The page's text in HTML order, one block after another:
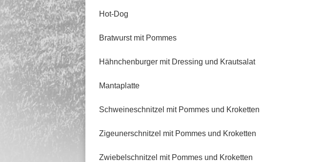
Hot-Dog
Bratwurst mit Pommes
Hähnchenburger mit Dressing und Krautsalat
Mantaplatte
Schweineschnitzel mit Pommes und Kroketten
Zigeunerschnitzel mit Pommes und Kroketten
Zwiebelschnitzel mit Pommes und Kroketten